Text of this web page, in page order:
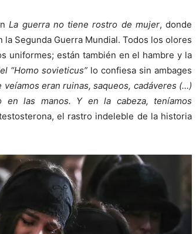
La guerra no tiene rostro de mujer, donde
Segunda Guerra Mundial. Todos los olores
uniformes; están también en el hambre y la
“Homo sovieticus” lo confiesa sin ambages
veíamos eran ruinas, saqueos, cadáveres (…)
las manos. Y en la cabeza, teníamos
el rastro indeleble de la historia